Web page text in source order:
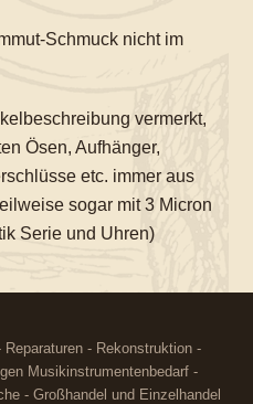
Schmuck nicht im
vermerkt,
Ösen, Aufhänger,
etc. immer aus
sogar mit 3 Micron
Serie und Uhren)
- Rekonstruktion -
Musikinstrumentenbedarf -
- Großhandel und Einzelhandel